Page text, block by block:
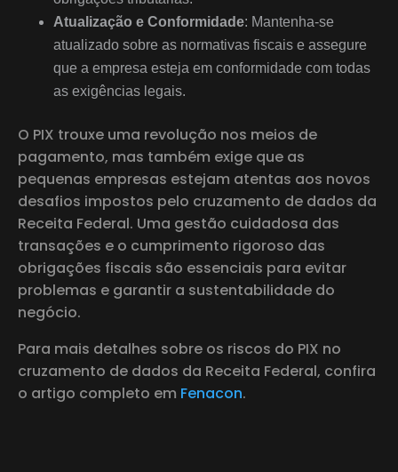
Atualização e Conformidade: Mantenha-se
atualizado sobre as normativas fiscais e assegure
que a empresa esteja em conformidade com todas
as exigências legais.
O PIX trouxe uma revolução nos meios de
pagamento, mas também exige que as
pequenas empresas estejam atentas aos novos
desafios impostos pelo cruzamento de dados da
Receita Federal. Uma gestão cuidadosa das
transações e o cumprimento rigoroso das
obrigações fiscais são essenciais para evitar
problemas e garantir a sustentabilidade do
negócio.
Para mais detalhes sobre os riscos do PIX no
cruzamento de dados da Receita Federal, confira
o artigo completo em Fenacon.